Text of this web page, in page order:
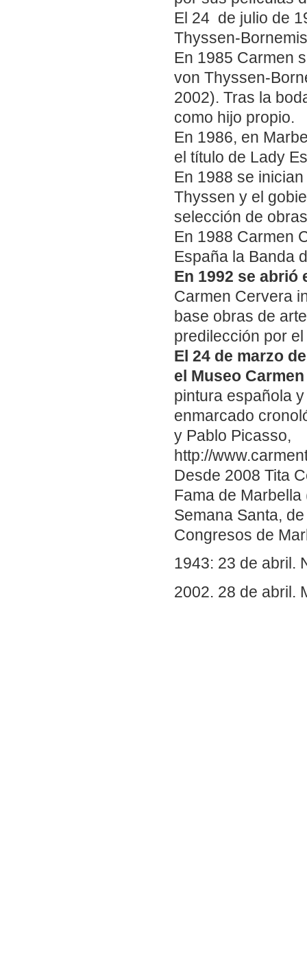
El 24 de julio de
Thyssen-
En 1985 Carmen
von Thyssen-
2002). Tras la
como hijo propio.
En 1986, en
el título de Lady
En 1988 se
Thyssen y el
selección de
En 1988 Carmen
España la Banda
En 1992 se abrió
Carmen Cervera
base obras de
predilección por
El 24 de marzo
el Museo
pintura española
enmarcado
y Pablo Picasso,
http://
Desde 2008 Tita
Fama de
Semana Santa,
Congresos de
1943: 23 de abril.
2002. 28 de abril.